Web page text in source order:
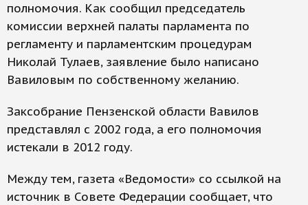
полномочия. Как сообщил председатель
комиссии верхней палаты парламента по
регламенту и парламентским процедурам
Николай Тулаев, заявление было написано
Вавиловым по собственному желанию.
Заксобрание Пензенской области Вавилов
представлял с 2002 года, а его полномочия
истекали в 2012 году.
Между тем, газета «Ведомости» со ссылкой на
источник в Совете Федерации сообщает, что